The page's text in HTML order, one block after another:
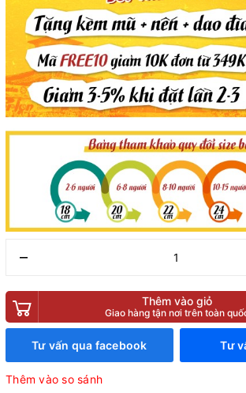
–
Thêm vào giỏ
Giao hàng tận nơi trên toàn
Tư vấn qua facebook Tư
Thêm vào so sánh